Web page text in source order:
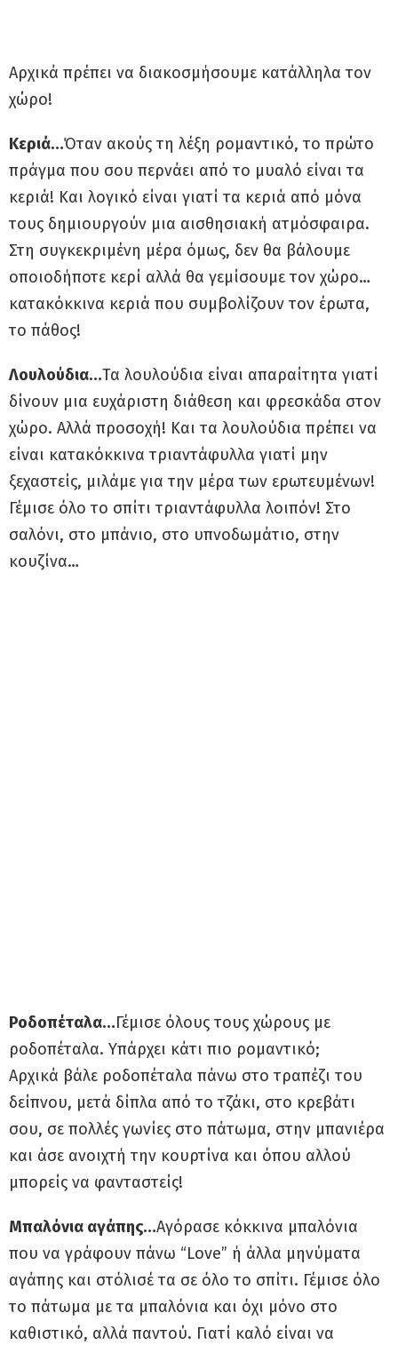
Αρχικά πρέπει να διακοσμήσουμε κατάλληλα τον
χώρο!
Κεριά…Όταν ακούς τη λέξη ρομαντικό, το πρώτο
πράγμα που σου περνάει από το μυαλό είναι τα
κεριά! Και λογικό είναι γιατί τα κεριά από μόνα
τους δημιουργούν μια αισθησιακή ατμόσφαιρα.
Στη συγκεκριμένη μέρα όμως, δεν θα βάλουμε
οποιοδήποτε κερί αλλά θα γεμίσουμε τον χώρο…
κατακόκκινα κεριά που συμβολίζουν τον έρωτα,
το πάθος!
Λουλούδια…Τα λουλούδια είναι απαραίτητα γιατί
δίνουν μια ευχάριστη διάθεση και φρεσκάδα στον
χώρο. Αλλά προσοχή! Και τα λουλούδια πρέπει να
είναι κατακόκκινα τριαντάφυλλα γιατί μην
ξεχαστείς, μιλάμε για την μέρα των ερωτευμένων!
Γέμισε όλο το σπίτι τριαντάφυλλα λοιπόν! Στο
σαλόνι, στο μπάνιο, στο υπνοδωμάτιο, στην
κουζίνα…
Ροδοπέταλα…Γέμισε όλους τους χώρους με
ροδοπέταλα. Υπάρχει κάτι πιο ρομαντικό;
Αρχικά βάλε ροδοπέταλα πάνω στο τραπέζι του
δείπνου, μετά δίπλα από το τζάκι, στο κρεβάτι
σου, σε πολλές γωνίες στο πάτωμα, στην μπανιέρα
και άσε ανοιχτή την κουρτίνα και όπου αλλού
μπορείς να φανταστείς!
Μπαλόνια αγάπης…Αγόρασε κόκκινα μπαλόνια
που να γράφουν πάνω “Love” ή άλλα μηνύματα
αγάπης και στόλισέ τα σε όλο το σπίτι. Γέμισε όλο
το πάτωμα με τα μπαλόνια και όχι μόνο στο
καθιστικό, αλλά παντού. Γιατί καλό είναι να